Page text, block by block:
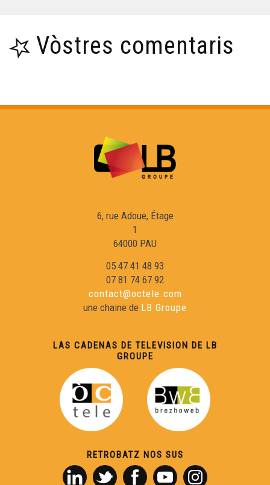
Muriel Batbie Castell
Yan Cozian : L'estaca
Eths Bandolets
Eric Fraj 02
Eric Fraj : Marinièr
Gargamas (1)
En Gaouach : La Mau Maridèia
Duo Peuch-Deltheil 01 : Valse à Marie
Vòstres comentaris
6, rue Adoue, Étage
1
64000 PAU
05 47 41 48 93
07 81 74 67 92
contact@octele.com
une chaine de LB Groupe
LAS CADENAS DE TELEVISION DE LB
GROUPE
RETROBATZ NOS SUS